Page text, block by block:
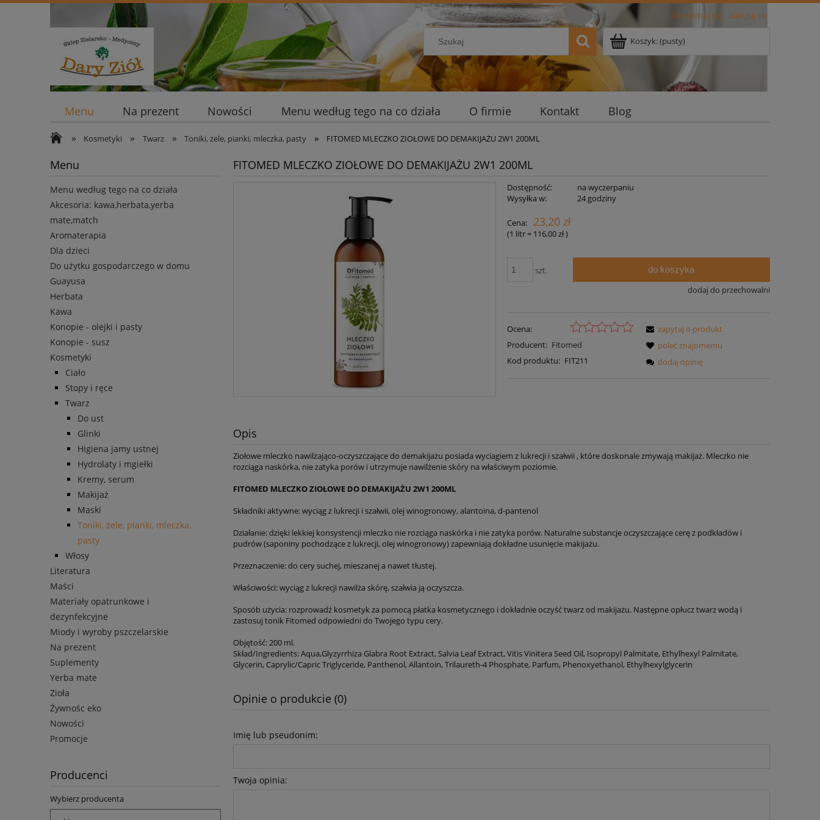
Zarejestruj się Zaloguj się
Koszyk:(pusty)
Menu Na prezent Nowości Menu według tego na co działa O firmie Kontakt Blog
» Kosmetyki » Twarz » Toniki, żele, pianki, mleczka, pasty » FITOMED MLECZKO ZIOŁOWE DO DEMAKIJAŻU 2W1 200ML
Menu
Menu według tego na co działa
Akcesoria: kawa,herbata,yerba
mate,match
Aromaterapia
Dla dzieci
Do użytku gospodarczego w domu
Guayusa
Herbata
Kawa
Konopie - olejki i pasty
Konopie - susz
Kosmetyki
Ciało
Stopy i ręce
Twarz
Do ust
Glinki
Higiena jamy ustnej
Hydrolaty i mgiełki
Kremy, serum
Makijaż
Maski
Toniki, żele, pianki, mleczka,
pasty
Włosy
Literatura
Maści
Materiały opatrunkowe i
dezynfekcyjne
Miody i wyroby pszczelarskie
Na prezent
Suplementy
Yerba mate
Zioła
Żywnośc eko
Nowości
Promocje
Producenci
Wybierz producenta
FITOMED MLECZKO ZIOŁOWE DO DEMAKIJAŻU 2W1 200ML
Dostępność:
na wyczerpaniu
Wysyłka w:
24 godziny
Cena: 23,20 zł
(1 litr= 116,00 zł)
szt. do koszyka
dodaj do przechowalni
Ocena:
Producent: Fitomed
Kod produktu: FIT211
zapytaj o produkt
poleć znajomemu
dodaj opinię
Opis
Ziołowe mleczko nawilżająco-oczyszczające do demakijażu posiada wyciagiem z lukrecji i szałwii , które doskonale zmywają makijaż. Mleczko nie
rozciąga naskórka, nie zatyka porów i utrzymuje nawilżenie skóry na właściwym poziomie.
FITOMED MLECZKO ZIOŁOWE DO DEMAKIJAŻU 2W1 200ML
Składniki aktywne: wyciąg z lukrecji i szałwii, olej winogronowy, alantoina, d-pantenol
Działanie: dzięki lekkiej konsystencji mleczko nie rozciąga naskórka i nie zatyka porów. Naturalne substancje oczyszczające cerę z podkładów i
pudrów (saponiny pochodzące z lukrecji, olej winogronowy) zapewniają dokładne usunięcie makijażu.
Przeznaczenie: do cery suchej, mieszanej a nawet tłustej.
Właściwości: wyciąg z lukrecji nawilża skórę, szałwia ją oczyszcza.
Sposób użycia: rozprowadź kosmetyk za pomocą płatka kosmetycznego i dokładnie oczyść twarz od makijażu. Następne opłucz twarz wodą i
zastosuj tonik Fitomed odpowiedni do Twojego typu cery.
Objętość: 200 ml.
Skład/Ingredients: Aqua,Glyzyrrhiza Glabra Root Extract, Salvia Leaf Extract, Vitis Vinitera Seed Oil, Isopropyl Palmitate, Ethylhexyl Palmitate,
Glycerin, Caprylic/Capric Triglyceride, Panthenol, Allantoin, Trilaureth-4 Phosphate, Parfum, Phenoxyethanol, Ethylhexylglycerin
Opinie o produkcie (0)
Imię lub pseudonim:
Twoja opinia: